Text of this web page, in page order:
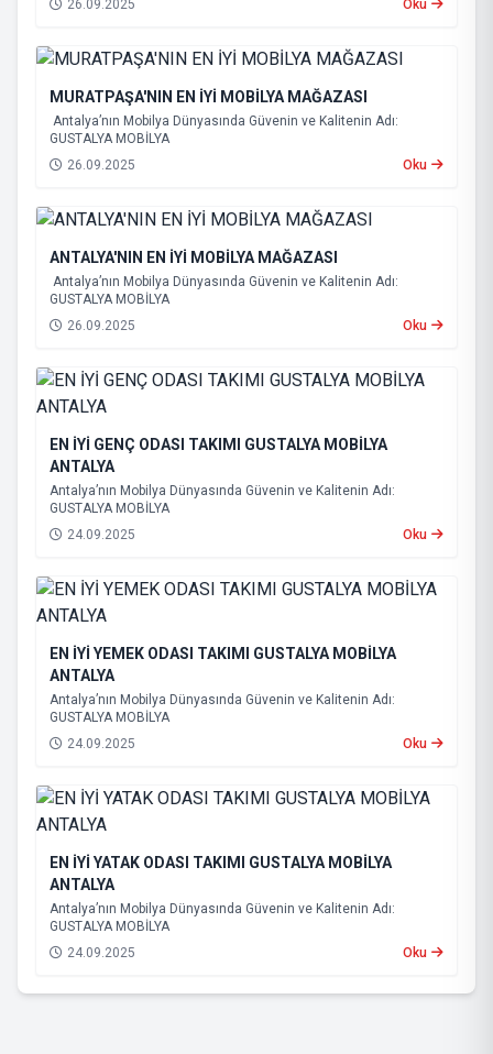
26.09.2025 Oku
MURATPAŞA'NIN EN İYİ MOBİLYA MAĞAZASI
Antalya’nın Mobilya Dünyasında Güvenin ve Kalitenin Adı:
GUSTALYA MOBİLYA
26.09.2025
Oku
ANTALYA'NIN EN İYİ MOBİLYA MAĞAZASI
Antalya’nın Mobilya Dünyasında Güvenin ve Kalitenin Adı:
GUSTALYA MOBİLYA
26.09.2025
Oku
EN İYİ GENÇ ODASI TAKIMI GUSTALYA MOBİLYA
ANTALYA
Antalya’nın Mobilya Dünyasında Güvenin ve Kalitenin Adı:
GUSTALYA MOBİLYA
24.09.2025
Oku
EN İYİ YEMEK ODASI TAKIMI GUSTALYA MOBİLYA
ANTALYA
Antalya’nın Mobilya Dünyasında Güvenin ve Kalitenin Adı:
GUSTALYA MOBİLYA
24.09.2025
Oku
EN İYİ YATAK ODASI TAKIMI GUSTALYA MOBİLYA
ANTALYA
Antalya’nın Mobilya Dünyasında Güvenin ve Kalitenin Adı:
GUSTALYA MOBİLYA
24.09.2025
Oku